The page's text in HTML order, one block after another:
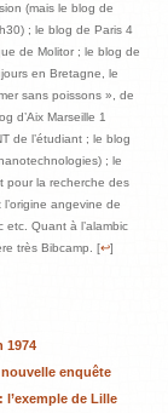
(mais le blog de
; le blog de Paris 4
de Molitor ; le blog de
en Bretagne, le
sans poissons », de
d’Aix Marseille 1
de l’étudiant ; le blog
; le
pour la recherche des
angevine de
etc. Quant à l’alambic
très Bibcamp. [↩]
1974
enquête
de Lille